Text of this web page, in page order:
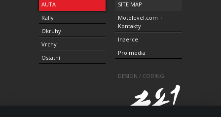
AUTA
Rally
Okruhy
Vrchy
Ostatní
SITE MAP
Motolevel.com +
Kontakty
Inzerce
Pro media
DESIGN / CODING